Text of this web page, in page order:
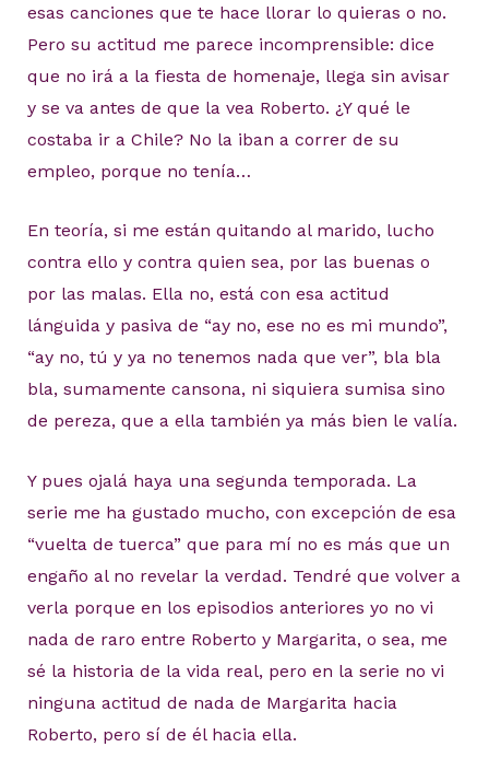
esas canciones que te hace llorar lo quieras o no.
Pero su actitud me parece incomprensible: dice
que no irá a la fiesta de homenaje, llega sin avisar
y se va antes de que la vea Roberto. ¿Y qué le
costaba ir a Chile? No la iban a correr de su
empleo, porque no tenía…
En teoría, si me están quitando al marido, lucho
contra ello y contra quien sea, por las buenas o
por las malas. Ella no, está con esa actitud
lánguida y pasiva de “ay no, ese no es mi mundo”,
“ay no, tú y ya no tenemos nada que ver”, bla bla
bla, sumamente cansona, ni siquiera sumisa sino
de pereza, que a ella también ya más bien le valía.
Y pues ojalá haya una segunda temporada. La
serie me ha gustado mucho, con excepción de esa
“vuelta de tuerca” que para mí no es más que un
engaño al no revelar la verdad. Tendré que volver a
verla porque en los episodios anteriores yo no vi
nada de raro entre Roberto y Margarita, o sea, me
sé la historia de la vida real, pero en la serie no vi
ninguna actitud de nada de Margarita hacia
Roberto, pero sí de él hacia ella.